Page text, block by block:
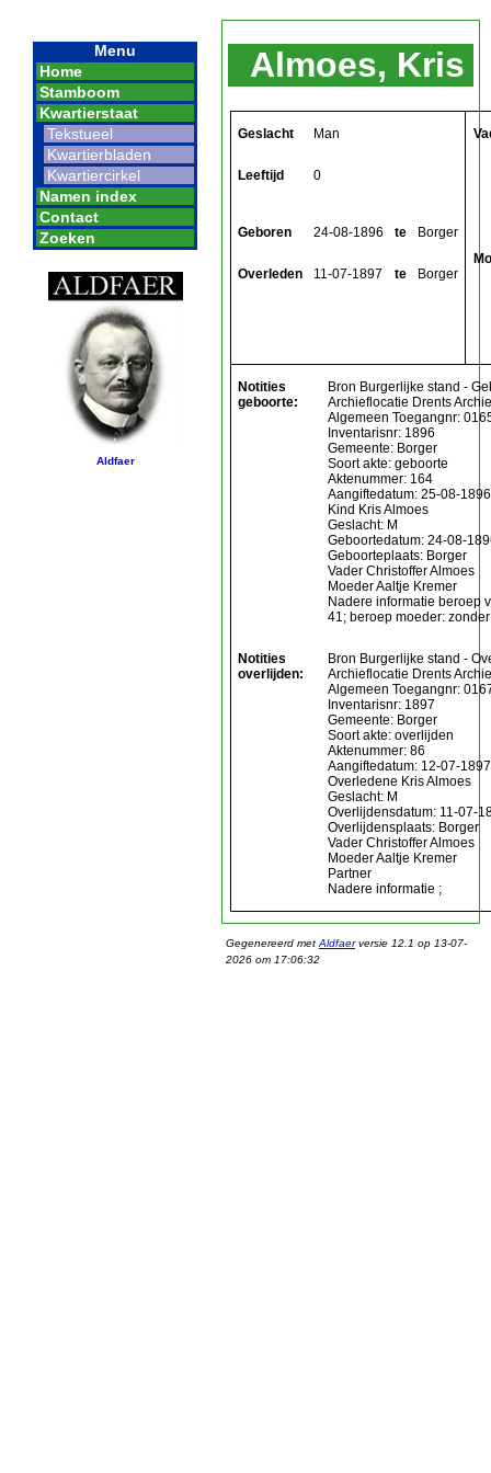
Menu
Home
Stamboom
Kwartierstaat
Tekstueel
Kwartierbladen
Kwartiercirkel
Namen index
Contact
Zoeken
Aldfaer
Almoes, Kris
Geslacht Man
Leeftijd 0
Geboren 24-08-1896 te Borger
Overleden 11-07-1897 te Borger
Notities
geboorte:
Bron Burgerlijke stand -
Archieflocatie Drents
Algemeen Toegangnr:
Inventarisnr: 1896
Gemeente: Borger
Soort akte: geboorte
Aktenummer: 164
Aangiftedatum: 25-08-1896
Kind Kris Almoes
Geslacht: M
Geboortedatum: 24-08-
Geboorteplaats: Borger
Vader Christoffer Almoes
Moeder Aaltje Kremer
Nadere informatie beroep
41; beroep moeder: zonder
Notities
overlijden:
Bron Burgerlijke stand -
Archieflocatie Drents
Algemeen Toegangnr:
Inventarisnr: 1897
Gemeente: Borger
Soort akte: overlijden
Aktenummer: 86
Aangiftedatum: 12-07-1897
Overledene Kris Almoes
Geslacht: M
Overlijdensdatum: 11-07-
Overlijdensplaats: Borger
Vader Christoffer Almoes
Moeder Aaltje Kremer
Partner
Nadere informatie ;
Gegenereerd met Aldfaerversie 12.1 op 13-07-
2026 om 17:06:32